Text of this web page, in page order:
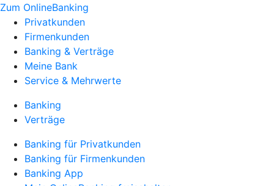
Zum OnlineBanking
Privatkunden
Firmenkunden
Banking & Verträge
Meine Bank
Service & Mehrwerte
Banking
Verträge
Banking für Privatkunden
Banking für Firmenkunden
Banking App